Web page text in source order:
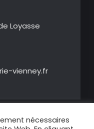
Loyasse
vienney.fr
nécessaires